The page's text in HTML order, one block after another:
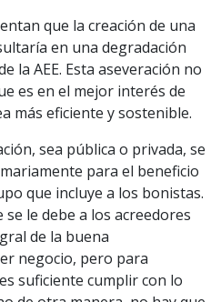
que la creación de una
en una degradación
la AEE. Esta aseveración no
es en el mejor interés de
más eficiente y sostenible.
sea pública o privada, se
para el beneficio
que incluye a los bonistas.
le debe a los acreedores
de la buena
negocio, pero para
suficiente cumplir con lo